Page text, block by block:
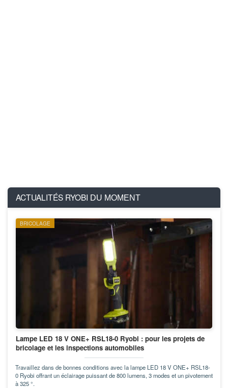
ACTUALITÉS RYOBI DU MOMENT
BRICOLAGE
Lampe LED 18 V ONE+ RSL18-0 Ryobi : pour les projets de
bricolage et les inspections automobiles
Travaillez dans de bonnes conditions avec la lampe LED 18 V ONE+ RSL18-
0 Ryobi offrant un éclairage puissant de 800 lumens, 3 modes et un pivotement
à 325 °.